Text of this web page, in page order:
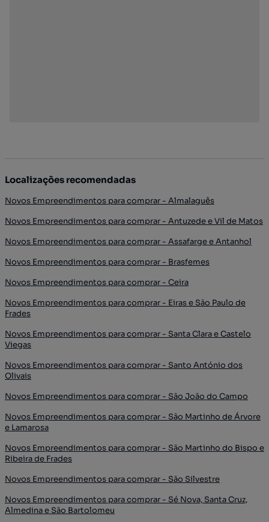
Localizações recomendadas
Novos Empreendimentos para comprar - Almalaguês
Novos Empreendimentos para comprar - Antuzede e Vil de Matos
Novos Empreendimentos para comprar - Assafarge e Antanhol
Novos Empreendimentos para comprar - Brasfemes
Novos Empreendimentos para comprar - Ceira
Novos Empreendimentos para comprar - Eiras e São Paulo de
Frades
Novos Empreendimentos para comprar - Santa Clara e Castelo
Viegas
Novos Empreendimentos para comprar - Santo António dos
Olivais
Novos Empreendimentos para comprar - São João do Campo
Novos Empreendimentos para comprar - São Martinho de Árvore
e Lamarosa
Novos Empreendimentos para comprar - São Martinho do Bispo e
Ribeira de Frades
Novos Empreendimentos para comprar - São Silvestre
Novos Empreendimentos para comprar - Sé Nova, Santa Cruz,
Almedina e São Bartolomeu